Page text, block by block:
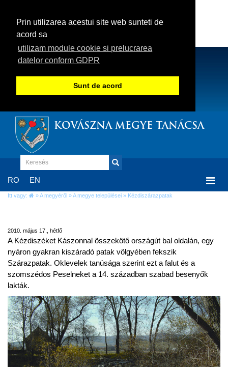
Prin utilizarea acestui site web sunteti de
acord sa
utilizam module cookie si prelucrarea
datelor conform GDPR
Sunt de acord
KOVÁSZNA MEGYE TANÁCSA
RO EN
Itt vagy: »A megyéről »A megye települései » Kézdiszárazpatak
2010. május 17., hétfő
A Kézdiszéket Kászonnal összekötő országút bal oldalán, egy
nyáron gyakran kiszáradó patak völgyében fekszik
Szárazpatak. Oklevelek tanúsága szerint ezt a falut és a
szomszédos Peselneket a 14. században szabad besenyők
lakták.